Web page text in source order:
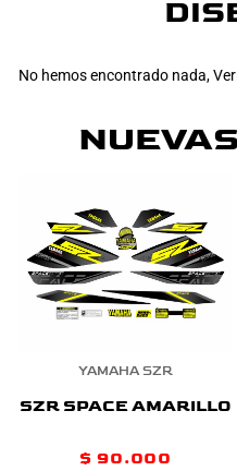
No hemos encontrado nada,
YAMAHA SZR
SZR SPACE AMARILLO
$ 90.000